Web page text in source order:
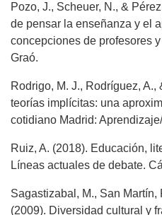
Pozo, J., Scheuer, N., &
de pensar la enseñanza y el
concepciones de profesores
Graó.
Rodrigo, M. J., Rodríguez, A.,
teorías implícitas: una
cotidiano Madrid:
Ruiz, A. (2018). Educación,
Líneas actuales de debate.
Sagastizabal, M., San Martín,
(2009). Diversidad cultural y